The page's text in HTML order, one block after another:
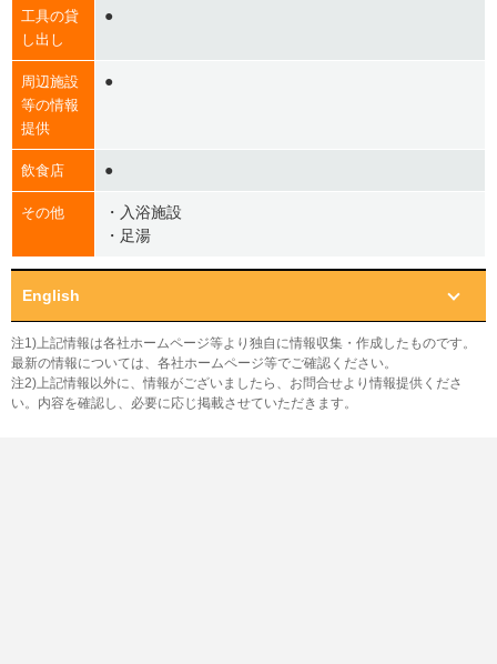
工具の貸
し出し
●
周辺施設
等の情報
提供
●
飲食店 ●
その他
・入浴施設
・足湯
English
注1)上記情報は各社ホームページ等より独自に情報収集・作成したものです。
最新の情報については、各社ホームページ等でご確認ください。
注2)上記情報以外に、情報がございましたら、お問合せより情報提供くださ
い。内容を確認し、必要に応じ掲載させていただきます。